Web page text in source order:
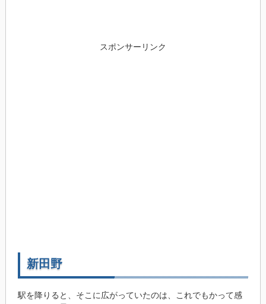
スポンサーリンク
新田野
駅を降りると、そこに広がっていたのは、これでもかって感